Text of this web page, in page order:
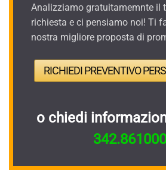
Analizziamo gratuitamemnte il
richiesta e ci pensiamo noi! Ti
nostra migliore proposta di
RICHIEDI PREVENTIVO
o chiedi